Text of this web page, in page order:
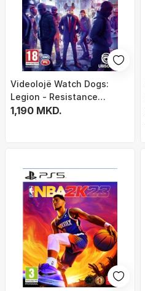
Videolojë Watch Dogs:
Legion - Resistance
Edition (PS4)
1,190 MKD.